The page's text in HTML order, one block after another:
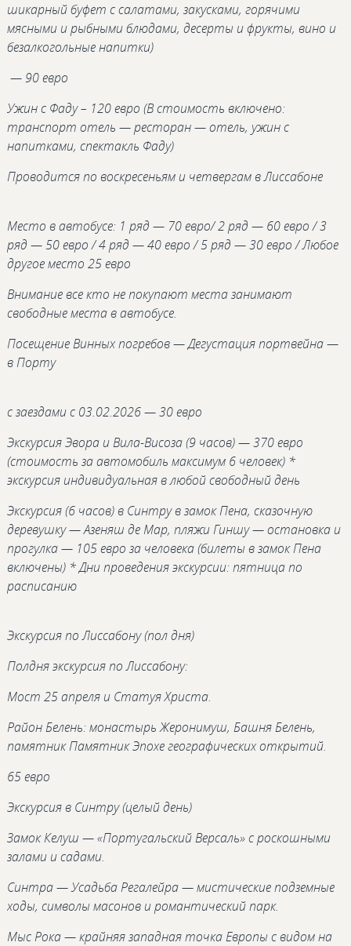
шикарный буфет с салатами, закусками, горячими
мясными и рыбными блюдами, десерты и фрукты, вино и
безалкогольные напитки)
— 90 евро
Ужин с Фаду – 120 евро (В стоимость включено:
транспорт отель — ресторан — отель, ужин с
напитками, спектакль Фаду)
Проводится по воскресеньям и четвергам в Лиссабоне
Место в автобусе: 1 ряд — 70 евро/ 2 ряд — 60 евро / 3
ряд — 50 евро / 4 ряд — 40 евро / 5 ряд — 30 евро / Любое
другое место 25 евро
Внимание все кто не покупают места занимают
свободные места в автобусе.
Посещение Винных погребов — Дегустация портвейна —
в Порту
с заездами с 03.02.2026 — 30 евро
Экскурсия Эвора и Вила-Висоза (9 часов) — 370 евро
(стоимость за автомобиль максимум 6 человек) *
экскурсия индивидуальная в любой свободный день
Экскурсия (6 часов) в Синтру в замок Пена, сказочную
деревушку — Азеняш де Мар, пляжи Гиншу — остановка и
прогулка — 105 евро за человека (билеты в замок Пена
включены) * Дни проведения экскурсии: пятница по
расписанию
Экскурсия по Лиссабону (пол дня)
Полдня экскурсия по Лиссабону:
Мост 25 апреля и Статуя Христа.
Район Белень: монастырь Жеронимуш, Башня Белень,
памятник Памятник Эпохе географических открытий.
65 евро
Экскурсия в Синтру (целый день)
Замок Келуш — «Португальский Версаль» с роскошными
залами и садами.
Синтра — Усадьба Регалейра — мистические подземные
ходы, символы масонов и романтический парк.
Мыс Рока — крайняя западная точка Европы с видом на